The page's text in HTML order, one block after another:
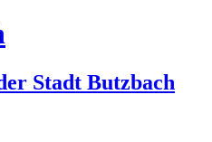
Stadt Butzbach